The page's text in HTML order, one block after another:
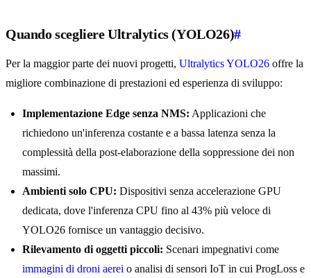
Quando scegliere Ultralytics (YOLO26)#
Per la maggior parte dei nuovi progetti, Ultralytics YOLO26 offre la
migliore combinazione di prestazioni ed esperienza di sviluppo:
Implementazione Edge senza NMS: Applicazioni che
richiedono un'inferenza costante e a bassa latenza senza la
complessità della post-elaborazione della soppressione dei non
massimi.
Ambienti solo CPU: Dispositivi senza accelerazione GPU
dedicata, dove l'inferenza CPU fino al 43% più veloce di
YOLO26 fornisce un vantaggio decisivo.
Rilevamento di oggetti piccoli: Scenari impegnativi come
immagini di droni aerei o analisi di sensori IoT in cui ProgLoss e